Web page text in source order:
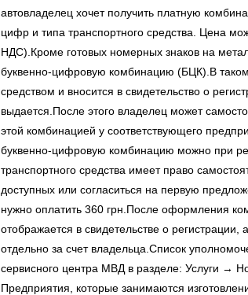
автовладелец хочет получить платную
цифр и типа транспортного средства. Цена
НДС).Кроме готовых номерных знаков на
буквенно-цифровую комбинацию (БЦК).В
средством и вносится в свидетельство о
выдается.После этого владелец может
этой комбинацией у соответствующего
буквенно-цифровую комбинацию можно при
транспортного средства имеет право
доступных или согласиться на первую
нужно оплатить 360 грн.После оформления
отображается в свидетельстве о
отдельно за счет владельца.Список
сервисного центра МВД в разделе: Услуги →
Предприятия, которые занимаются